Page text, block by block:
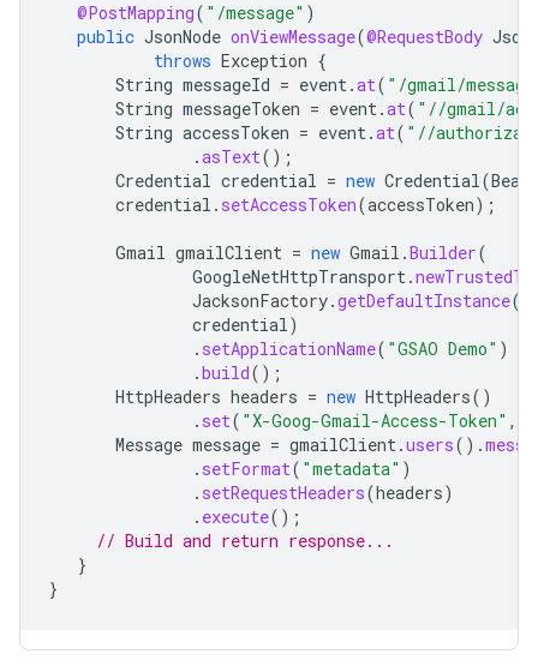
@PostMapping( "/message" )
public JsonNode onViewMessage(@RequestBody
throws Exception {
String messageId = event.at( "/gmail/
String messageToken = event.at( "//gmail/
String accessToken = event.at( "//
.asText();
Credential credential = new Credential(
credential . setAccessToken(accessToken);
Gmail gmailClient = new Gmail .Builder(
GoogleNetHttpTransport.
JacksonFactory.getDefaultInstance
credential)
. setApplicationName( "GSAO Demo" )
.build();
HttpHeaders headers = new HttpHeaders()
. set( "X-Goog-Gmail-Access-Token" ,
Message message = gmailClient.users().
. setFormat( "metadata" )
. setRequestHeaders(headers)
. execute();
// Build and return response...
}
}